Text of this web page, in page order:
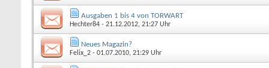
Ausgaben 1 bis 4 von TORWART
Hechter84 - 21.12.2012, 21:27 Uhr
Neues Magazin?
Felix_2 - 01.07.2010, 21:29 Uhr